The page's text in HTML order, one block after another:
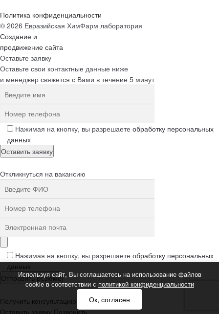
Политика конфиденциальности
© 2026 Евразийская ХимФарм лаборатория
Создание и
продвижение сайта
Оставьте заявку
Оставьте свои контактные данные ниже
и менеджер свяжется с Вами в течение 5 минут
Нажимая на кнопку, вы разрешаете обработку персональных
данных
Откликнуться на вакансию
Нажимая на кнопку, вы разрешаете обработку персональных
данных
Используя сайт, Вы соглашаетесь на использование файлов
cookie в соответствии с политикой конфиденциальности
Ок, согласен
Получить консультацию
Оставить заявку Позвонить